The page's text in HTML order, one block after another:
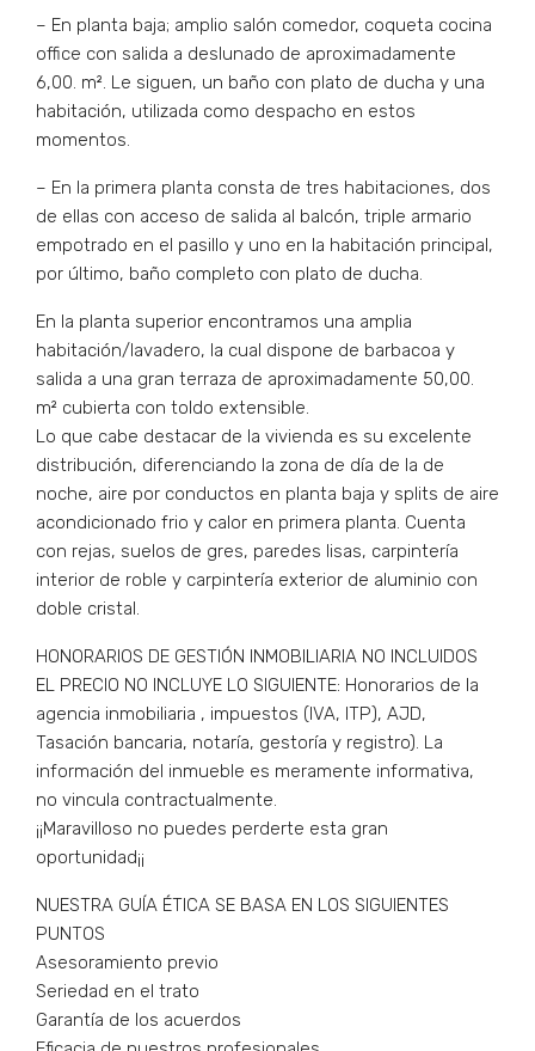
– En planta baja; amplio salón comedor, coqueta cocina
office con salida a deslunado de aproximadamente
6,00. m². Le siguen, un baño con plato de ducha y una
habitación, utilizada como despacho en estos
momentos.
– En la primera planta consta de tres habitaciones, dos
de ellas con acceso de salida al balcón, triple armario
empotrado en el pasillo y uno en la habitación principal,
por último, baño completo con plato de ducha.
En la planta superior encontramos una amplia
habitación/lavadero, la cual dispone de barbacoa y
salida a una gran terraza de aproximadamente 50,00.
m² cubierta con toldo extensible.
Lo que cabe destacar de la vivienda es su excelente
distribución, diferenciando la zona de día de la de
noche, aire por conductos en planta baja y splits de aire
acondicionado frio y calor en primera planta. Cuenta
con rejas, suelos de gres, paredes lisas, carpintería
interior de roble y carpintería exterior de aluminio con
doble cristal.
HONORARIOS DE GESTIÓN INMOBILIARIA NO INCLUIDOS
EL PRECIO NO INCLUYE LO SIGUIENTE: Honorarios de la
agencia inmobiliaria , impuestos (IVA, ITP), AJD,
Tasación bancaria, notaría, gestoría y registro). La
información del inmueble es meramente informativa,
no vincula contractualmente.
¡¡Maravilloso no puedes perderte esta gran
oportunidad¡¡
NUESTRA GUÍA ÉTICA SE BASA EN LOS SIGUIENTES
PUNTOS
Asesoramiento previo
Seriedad en el trato
Garantía de los acuerdos